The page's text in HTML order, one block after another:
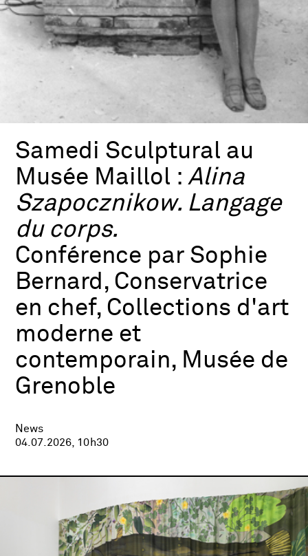
Samedi Sculptural au
Musée Maillol :Alina
Szapocznikow. Langage
du corps.
Conférence par Sophie
Bernard, Conservatrice
en chef, Collections d'art
moderne et
contemporain, Musée de
Grenoble
News
04.07.2026, 10h30